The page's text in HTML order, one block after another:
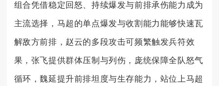
组合凭借稳定回怒、持续爆发与前排承伤能力成为
主流选择，马超的单点爆发与收割能力能够快速瓦
解敌方前排，赵云的多段攻击可频繁触发兵符效
果，张飞提供群体压制与列伤，庞统保障全队怒气
循环，魏延提升前排坦度与生存能力，站位上马超